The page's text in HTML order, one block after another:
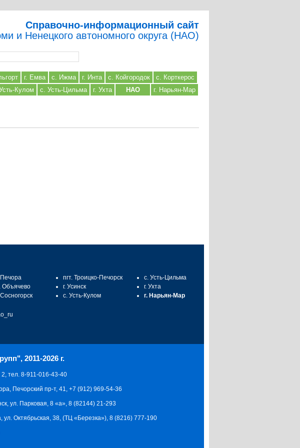
Справочно-информационный сайт
и Ненецкого автономного округа (НАО)
г. Емва с. Ижма г. Инта с. Койгородок
с. Корткерос
Кулом с. Усть-Цильма г. Ухта НАО г. Нарьян-Мар
Печора
Объячево
Сосногорск
пгт. Троицко-Печорск
г. Усинск
с. Усть-Кулом
с. Усть-Цильма
г. Ухта
г. Нарьян-Мар
2011-2026 г.
2, тел. 8-911-016-43-40
Печорский пр-т, 41, +7 (912) 969-54-36
ул. Парковая, 8 «а», 8 (82144) 21-293
ул. Октябрьская, 38, (ТЦ «Березка»), 8 (8216) 777-190